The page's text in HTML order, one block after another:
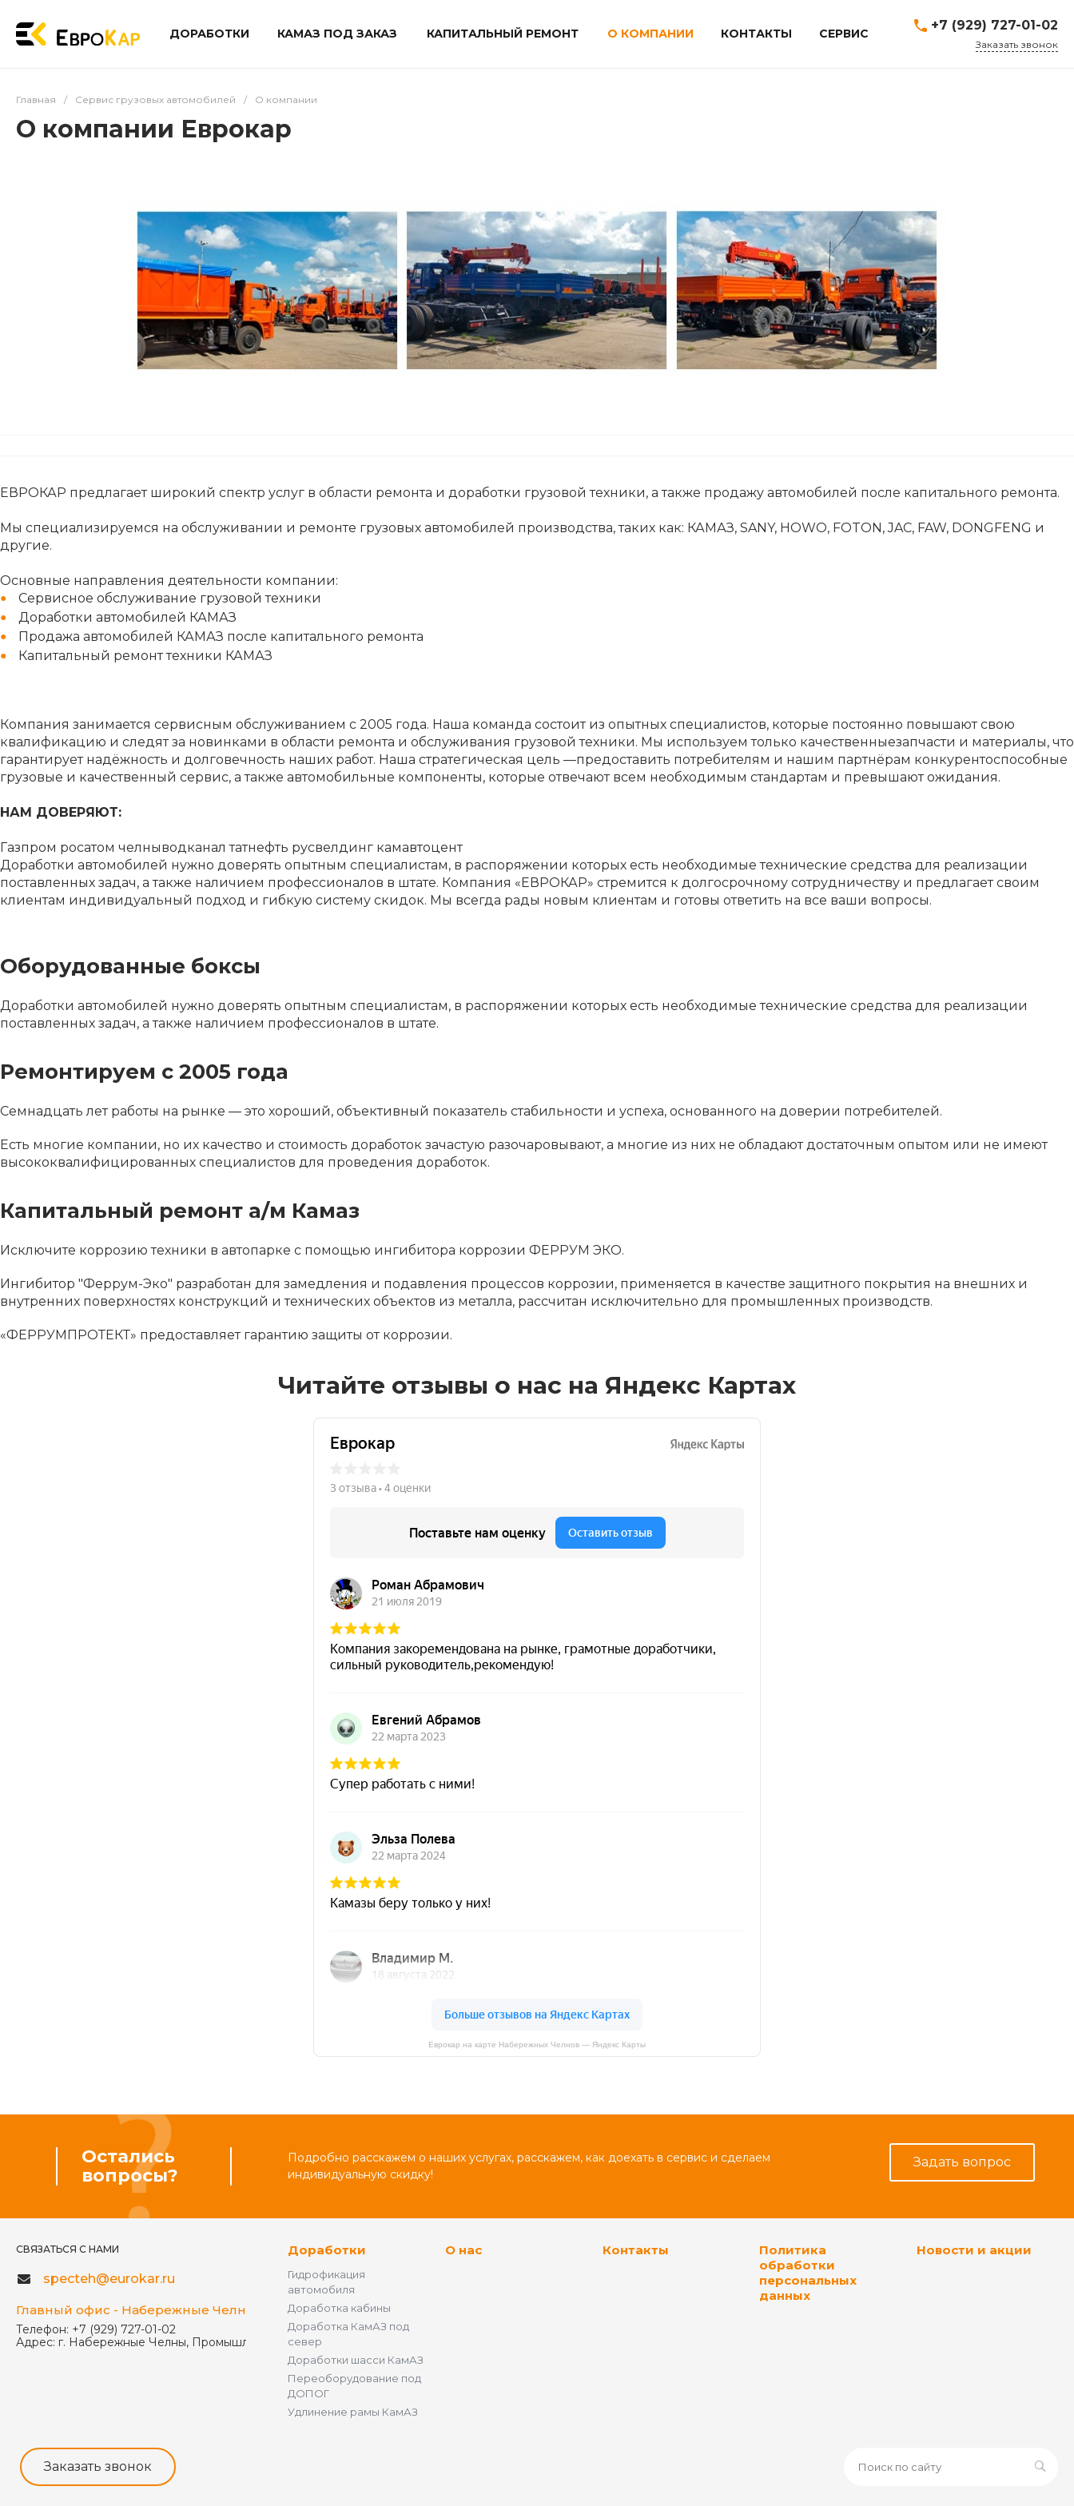
ДОРАБОТКИ КАМАЗ ПОД ЗАКАЗ КАПИТАЛЬНЫЙ РЕМОНТ О КОМПАНИИ КОНТАКТЫ СЕРВИС
+7 (929) 727-01-02
Заказать звонок
Главная / Сервис грузовых автомобилей / О компании
О компании Еврокар
ЕВРОКАР предлагает широкий спектр услуг в области ремонта и доработки грузовой техники, а также продажу автомобилей после капитального ремонта.
Мы специализируемся на обслуживании и ремонте грузовых автомобилей производства, таких как: КАМАЗ, SANY, HOWO, FOTON, JAC, FAW, DONGFENG и
другие.
Основные направления деятельности компании:
Сервисное обслуживание грузовой техники
Доработки автомобилей КАМАЗ
Продажа автомобилей КАМАЗ после капитального ремонта
Капитальный ремонт техники КАМАЗ
Компания занимается сервисным обслуживанием с 2005 года. Наша команда состоит из опытных специалистов, которые постоянно повышают свою
квалификацию и следят за новинками в области ремонта и обслуживания грузовой техники. Мы используем только качественныезапчасти и материалы, что
гарантирует надёжность и долговечность наших работ. Наша стратегическая цель —предоставить потребителям и нашим партнёрам конкурентоспособные
грузовые и качественный сервис, а также автомобильные компоненты, которые отвечают всем необходимым стандартам и превышают ожидания.
НАМ ДОВЕРЯЮТ:
Газпром росатом челныводканал татнефть русвелдинг камавтоцент
Доработки автомобилей нужно доверять опытным специалистам, в распоряжении которых есть необходимые технические средства для реализации
поставленных задач, а также наличием профессионалов в штате. Компания «ЕВРОКАР» стремится к долгосрочному сотрудничеству и предлагает своим
клиентам индивидуальный подход и гибкую систему скидок. Мы всегда рады новым клиентам и готовы ответить на все ваши вопросы.
Оборудованные боксы
Доработки автомобилей нужно доверять опытным специалистам, в распоряжении которых есть необходимые технические средства для реализации
поставленных задач, а также наличием профессионалов в штате.
Ремонтируем с 2005 года
Семнадцать лет работы на рынке — это хороший, объективный показатель стабильности и успеха, основанного на доверии потребителей.
Есть многие компании, но их качество и стоимость доработок зачастую разочаровывают, а многие из них не обладают достаточным опытом или не имеют
высококвалифицированных специалистов для проведения доработок.
Капитальный ремонт а/м Камаз
Исключите коррозию техники в автопарке с помощью ингибитора коррозии ФЕРРУМ ЭКО.
Ингибитор "Феррум-Эко" разработан для замедления и подавления процессов коррозии, применяется в качестве защитного покрытия на внешних и
внутренних поверхностях конструкций и технических объектов из металла, рассчитан исключительно для промышленных производств.
«ФЕРРУМПРОТЕКТ» предоставляет гарантию защиты от коррозии.
Читайте отзывы о нас на Яндекс Картах
Еврокар на карте Набережных Челнов — Яндекс Карты
Остались
вопросы?
Подробно расскажем о наших услугах, расскажем, как доехать в сервис и сделаем
индивидуальную скидку!
Задать вопрос
СВЯЗАТЬСЯ С НАМИ
specteh@eurokar.ru
Главный офис - Набережные Челны
Телефон: +7 (929) 727-01-02
Адрес: г. Набережные Челны, Промышленная улица, дом 68
Доработки
Гидрофикация
автомобиля
Доработка кабины
Доработка КамАЗ под
север
Доработки шасси КамАЗ
Переоборудование под
ДОПОГ
Удлинение рамы КамАЗ
О нас Контакты
Политика
обработки
персональных
данных
Новости и акции
Заказать звонок